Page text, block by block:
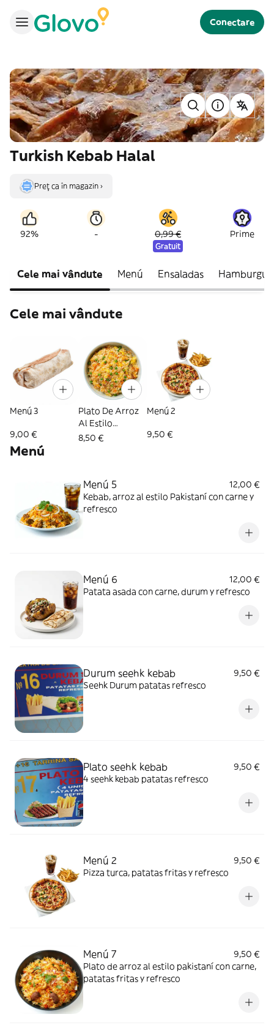
Conectare
Turkish Kebab Halal
Preț ca în magazin ›
92% - 0,99 €
Gratuit
Prime
Cele mai vândute Menú Ensaladas
Cele mai vândute
Menú 3
9,00 €
Plato De Arroz
Al Estilo
Pakistaní Con
8,50 €
Menú 2
9,50 €
Menú
Menú 5
12,00 €
Kebab, arroz al estilo Pakistaní con carne y
refresco
Menú 6
12,00 €
Patata asada con carne, durum y refresco
Durum seehk kebab
9,50 €
Seehk Durum patatas refresco
Plato seehk kebab
9,50 €
4 seehk kebab patatas refresco
Menú 2
9,50 €
Pizza turca, patatas fritas y refresco
Menú 7
9,50 €
Plato de arroz al estilo pakistaní con carne,
patatas fritas y refresco